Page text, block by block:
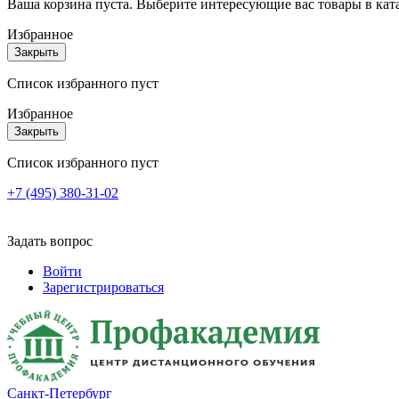
Ваша корзина пуста. Выберите интересующие вас товары в
Избранное
Закрыть
Список избранного пуст
Избранное
Закрыть
Список избранного пуст
+7 (495) 380-31-02
Задать вопрос
Войти
Зарегистрироваться
Санкт-Петербург